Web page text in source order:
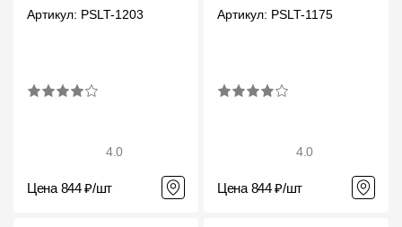
Артикул: PSLT-1203
4.0
Цена 844 ₽/шт
Артикул: PSLT-1175
4.0
Цена 844 ₽/шт